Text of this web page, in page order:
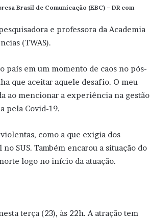
Brasil de Comunicação (EBC) – DR com
e professora da Academia
(TWAS).
país em um momento de caos no pós-
que aceitar aquele desafio. O meu
ao mencionar a experiência na gestão
pela Covid-19.
como a que exigia dos
SUS. Também encarou a situação do
logo no início da atuação.
terça (23), às 22h. A atração tem